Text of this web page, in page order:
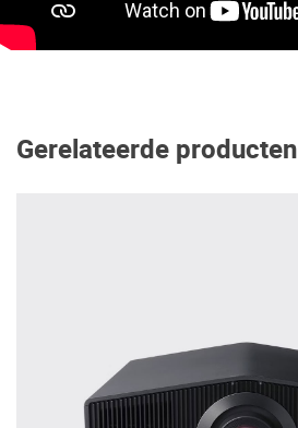
Gerelateerde producten